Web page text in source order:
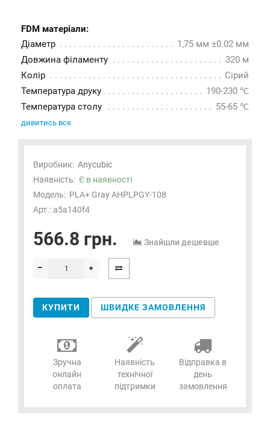
FDM матеріали:
Діаметр
1,75 мм ±0.02 мм
Довжина філаменту
320 м
Колір
Сірий
Температура друку
190-230 ℃
Температура столу
55-65 ℃
дивитись все
Виробник: Anycubic
Наявність: Є в наявності
Модель: PLA+ Gray AHPLPGY-108
Арт.: a5a140f4
566.8 грн. Знайшли дешевше
КУПИТИ ШВИДКЕ ЗАМОВЛЕННЯ
Зручна
онлайн
оплата
Наявність
технічної
підтримки
Відправка в
день
замовлення